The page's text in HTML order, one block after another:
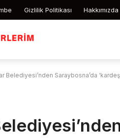
Gizlilik Politikası Hakkımızda
Belediyesi’nden Saraybosna’da